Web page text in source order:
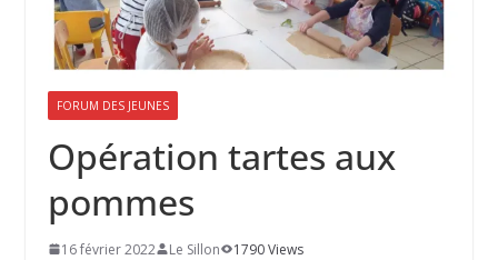
FORUM DES JEUNES
Opération tartes aux
pommes
16 février 2022 Le Sillon 1790 Views